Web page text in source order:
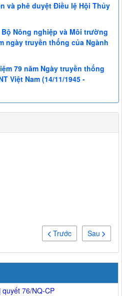
và phê duyệt Điều lệ Hội Thủy
Nông nghiệp và Môi trường
ngày truyền thống của Ngành
79 năm Ngày truyền thống
Việt Nam (14/11/1945 -
Sau
Trước
76/NQ-CP